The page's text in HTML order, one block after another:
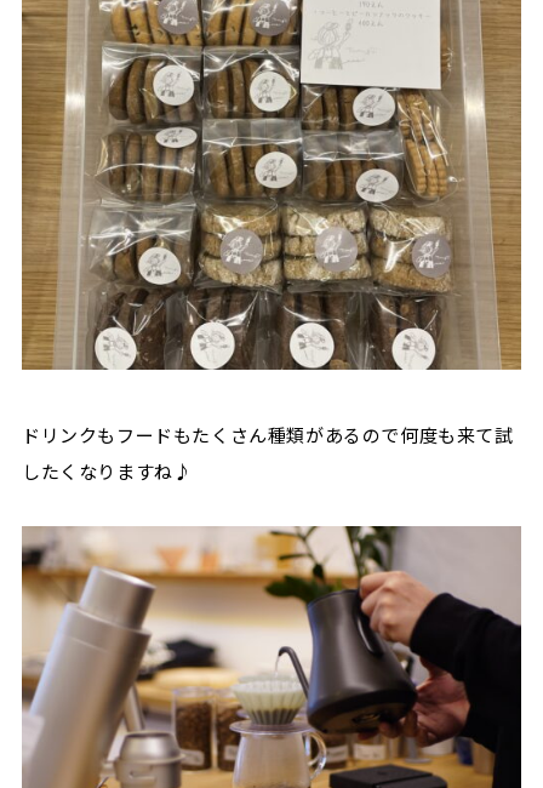
ドリンクもフードもたくさん種類があるので何度も来て試
したくなりますね♪